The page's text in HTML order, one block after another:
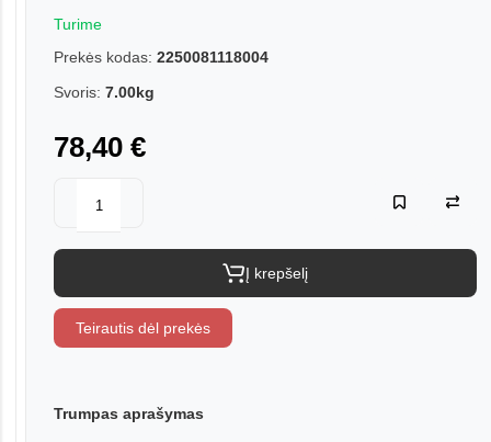
Turime
Prekės kodas: 2250081118004
Svoris: 7.00kg
78,40 €
Į krepšelį
Teirautis dėl prekės
Trumpas aprašymas